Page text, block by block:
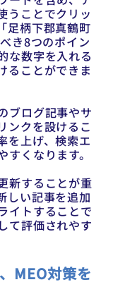
うことでクリッ
足柄下郡真鶴町
き8つのポイン
な数字を入れる
ることができま
ブログ記事やサ
ンクを設けるこ
を上げ、検索エ
くなります。
新することが重
しい記事を追加
イトすることで
て評価されやす
MEO対策を